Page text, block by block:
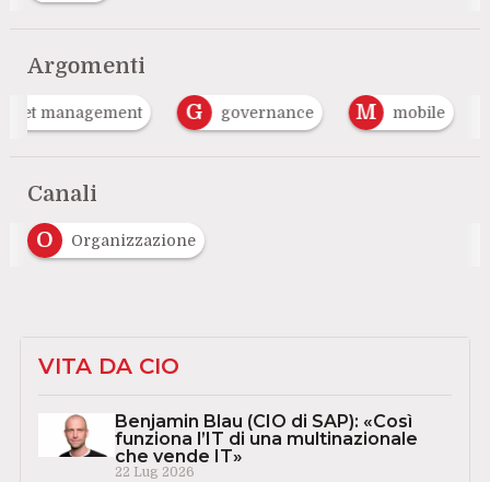
Argomenti
management G governance M mobile
Canali
O
Organizzazione
VITA DA CIO
Benjamin Blau (CIO di SAP): «Così
funziona l’IT di una multinazionale
che vende IT»
22 Lug 2026